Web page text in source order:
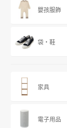
嬰孩服飾
袋・鞋
家具
電子用品